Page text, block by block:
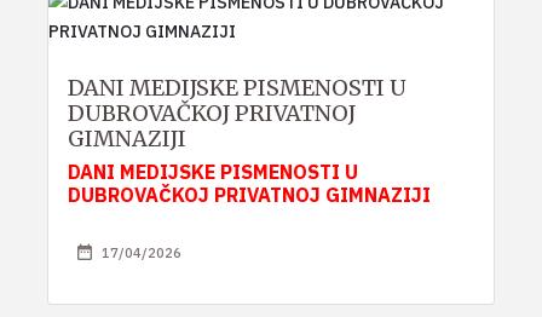
DANI MEDIJSKE PISMENOSTI U
DUBROVAČKOJ PRIVATNOJ
GIMNAZIJI
DANI MEDIJSKE PISMENOSTI U
DUBROVAČKOJ PRIVATNOJ GIMNAZIJI
17/04/2026